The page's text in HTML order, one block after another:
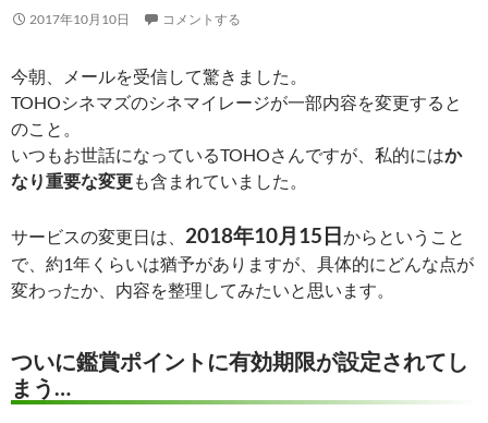
2017年10月10日 コメントする
今朝、メールを受信して驚きました。
TOHOシネマズのシネマイレージが一部内容を変更すると
のこと。
いつもお世話になっているTOHOさんですが、私的にはか
なり重要な変更も含まれていました。
サービスの変更日は、 2018年10月15日 からということ
で、約1年くらいは猶予がありますが、具体的にどんな点が
変わったか、内容を整理してみたいと思います。
ついに鑑賞ポイントに有効期限が設定されてし
まう…